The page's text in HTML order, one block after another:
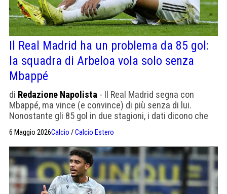
Il Real Madrid ha un problema da 85 gol:
la squadra di Arbeloa vola solo senza
Mbappé
di Redazione Napolista - Il Real Madrid segna con
Mbappé, ma vince (e convince) di più senza di lui.
Nonostante gli 85 gol in due stagioni, i dati dicono che
senza il francese la squadra è più solida e vince i grandi
appuntamenti.
6 Maggio 2026Calcio /Calcio Estero